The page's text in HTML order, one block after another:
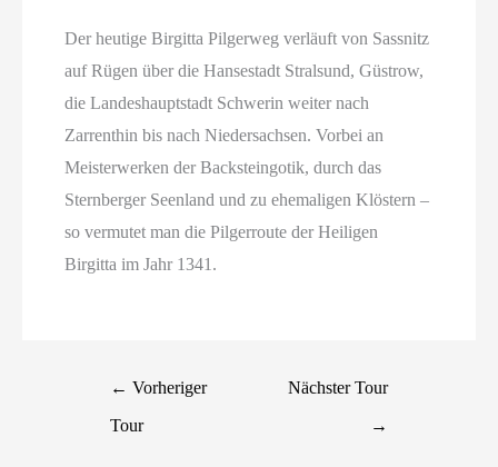
Der heutige Birgitta Pilgerweg verläuft von Sassnitz
auf Rügen über die Hansestadt Stralsund, Güstrow,
die Landeshauptstadt Schwerin weiter nach
Zarrenthin bis nach Niedersachsen. Vorbei an
Meisterwerken der Backsteingotik, durch das
Sternberger Seenland und zu ehemaligen Klöstern –
so vermutet man die Pilgerroute der Heiligen
Birgitta im Jahr 1341.
← Vorheriger
Tour
Nächster Tour
→